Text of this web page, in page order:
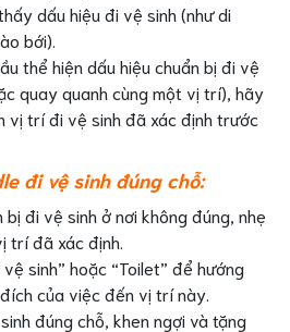
dấu hiệu đi vệ sinh (như di
bới).
thể hiện dấu hiệu chuẩn bị đi vệ
quay quanh cùng một vị trí), hãy
vị trí đi vệ sinh đã xác định trước
đi vệ sinh đúng chỗ:
bị đi vệ sinh ở nơi không đúng, nhẹ
trí đã xác định.
sinh” hoặc “Toilet” để hướng
của việc đến vị trí này.
đúng chỗ, khen ngợi và tặng